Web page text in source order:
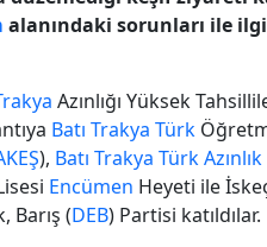
alanındaki sorunları ile
Azınlığı Yüksek
Batı Trakya Türk
), Batı Trakya TürkAzınlık
Encümen Heyeti ile
Barış (DEB) Partisi katıldılar.